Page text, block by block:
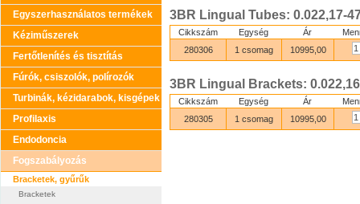
Egyszerhasználatos termékek
Kéziműszerek
Fertőtlenítés és tisztítás
Fúrók, csiszolók, polírozók
Turbinák, kézidarabok, kisgépek
Profilaxis
Endodoncia
Fogszabályozás
Bracketek, gyűrűk
Bracketek
3BR Lingual Tubes: 0.022,17-
Cikkszám Egység Ár
280306
1 csomag 10995,00
3BR Lingual Brackets:
Cikkszám Egység Ár
280305
1 csomag 10995,00